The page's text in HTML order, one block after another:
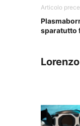
Articolo
sparatutto